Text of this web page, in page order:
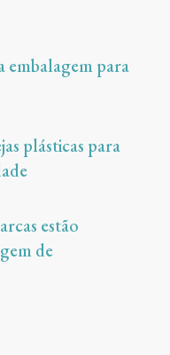
embalagem para
plásticas para
estão
de